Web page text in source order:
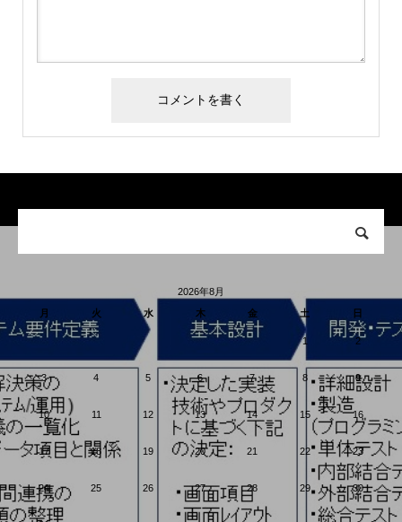
2026年8月
月
火 水 木 金 土 日
1 2
3 4 5 6 7 8 9
10 11 12 13 14 15 16
17 18 19 20 21 22 23
24 25 26 27 28 29 30